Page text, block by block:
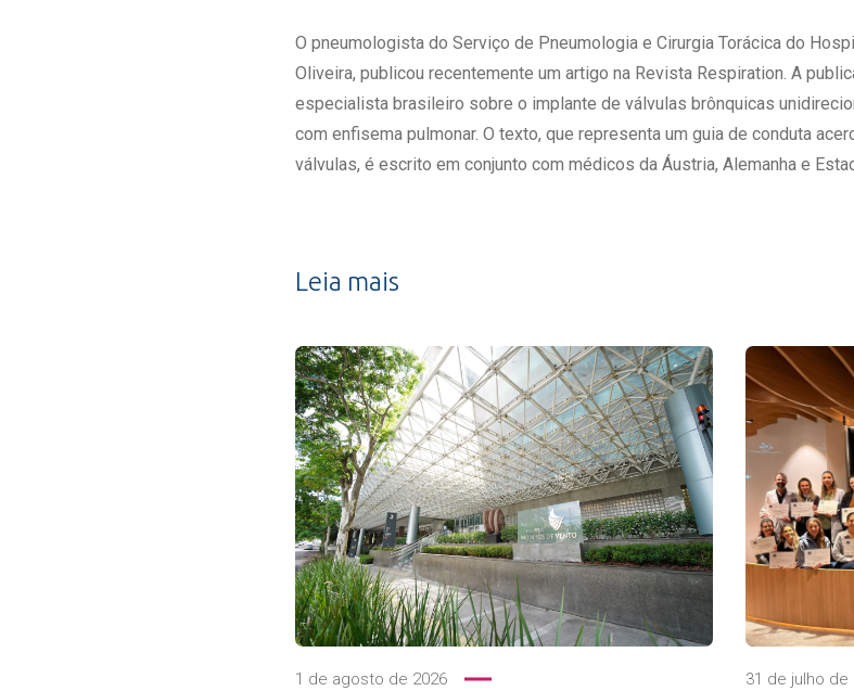
Estrutura de Gestão
Exames - Portal Médico
Farmácia
Fisioterapia
O pneumologista do Serviço de Pneumologia e Cirurgia Torácica do
Oliveira, publicou recentemente um artigo na Revista Respiration. A
especialista brasileiro sobre o implante de válvulas brônquicas
com enfisema pulmonar. O texto, que representa um guia de conduta
válvulas, é escrito em conjunto com médicos da Áustria, Alemanha e
Leia mais
1 de agosto de 2026 31 de julho de